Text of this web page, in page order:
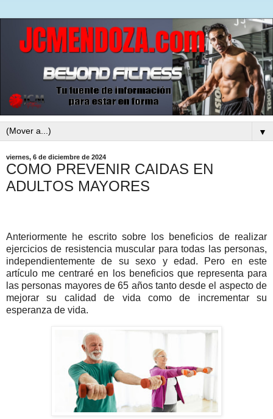
▼
viernes, 6 de diciembre de 2024
COMO PREVENIR CAIDAS EN
ADULTOS MAYORES
Anteriormente he escrito sobre los beneficios de realizar
ejercicios de resistencia muscular para todas las personas,
independientemente de su sexo y edad. Pero en este
artículo me centraré en los beneficios que representa para
las personas mayores de 65 años tanto desde el aspecto de
mejorar su calidad de vida como de incrementar su
esperanza de vida.